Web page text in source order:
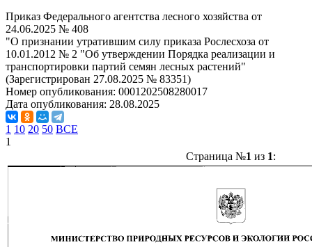
Приказ Федерального агентства лесного хозяйства от
24.06.2025 № 408
"О признании утратившим силу приказа Рослесхоза от
10.01.2012 № 2 "Об утверждении Порядка реализации и
транспортировки партий семян лесных растений"
(Зарегистрирован 27.08.2025 № 83351)
Номер опубликования: 0001202508280017
Дата опубликования: 28.08.2025
1 10 20 50 ВСЕ
1
Страница №1 из 1: